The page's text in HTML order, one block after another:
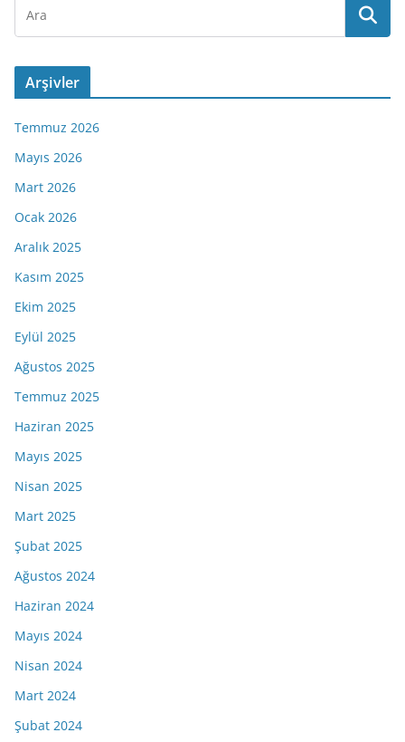
Arşivler
Temmuz 2026
Mayıs 2026
Mart 2026
Ocak 2026
Aralık 2025
Kasım 2025
Ekim 2025
Eylül 2025
Ağustos 2025
Temmuz 2025
Haziran 2025
Mayıs 2025
Nisan 2025
Mart 2025
Şubat 2025
Ağustos 2024
Haziran 2024
Mayıs 2024
Nisan 2024
Mart 2024
Şubat 2024